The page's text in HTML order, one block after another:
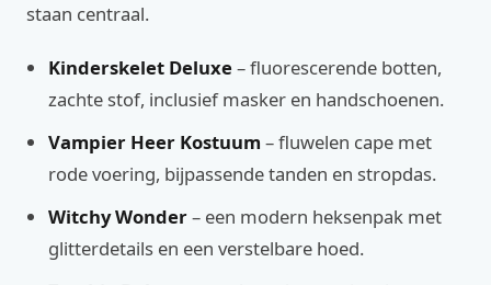
staan centraal.
Kinderskelet Deluxe– fluorescerende botten,
zachte stof, inclusief masker en handschoenen.
Vampier Heer Kostuum – fluwelen cape met
rode voering, bijpassende tanden en stropdas.
Witchy Wonder– een modern heksenpak met
glitterdetails en een verstelbare hoed.